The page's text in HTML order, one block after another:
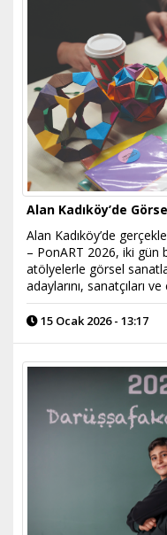
Alan Kadıköy’de
Alan Kadıköy’de
– PonART 2026, iki gün
atölyelerle görsel
adaylarını, sanatçıları
15 Ocak 2026 - 13:17